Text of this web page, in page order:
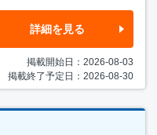
詳細を見る
掲載開始日：2026-08-03
掲載終了予定日：2026-08-30